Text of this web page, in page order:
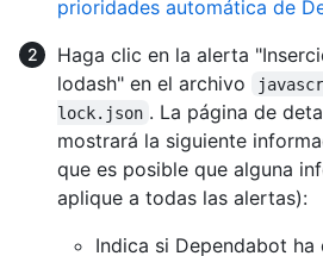
prioridades automática de
Haga clic en la alerta
lodash" en el archivo
lock.json . La página de
mostrará la siguiente
que es posible que alguna
aplique a todas las alertas):
Indica si Dependabot